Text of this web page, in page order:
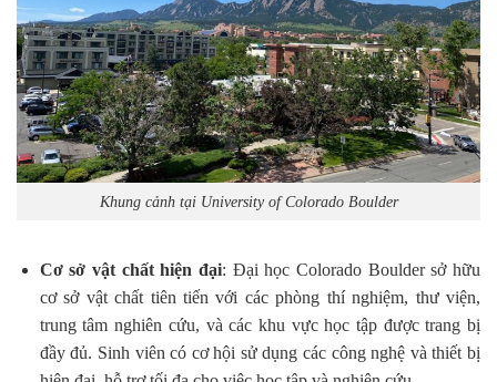
Khung cảnh tại University of Colorado Boulder
Cơ sở vật chất hiện đại: Đại học Colorado Boulder sở hữu
cơ sở vật chất tiên tiến với các phòng thí nghiệm, thư viện,
trung tâm nghiên cứu, và các khu vực học tập được trang bị
đầy đủ. Sinh viên có cơ hội sử dụng các công nghệ và thiết bị